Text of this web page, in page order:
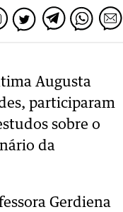
Augusta
participaram
sobre o
da
Gerdiena